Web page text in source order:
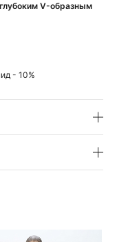
V-образным
- 10%